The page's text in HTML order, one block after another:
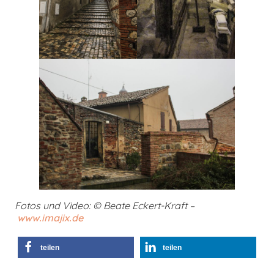
Fotos und Video: © Beate Eckert-Kraft –
www.imajix.de
teilen teilen